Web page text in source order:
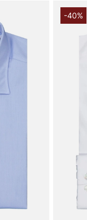
til at krølle, hvilket
på arbejde eller i
materiale
mand, der søger
der passer til både
handler i vores
mere på
-40%